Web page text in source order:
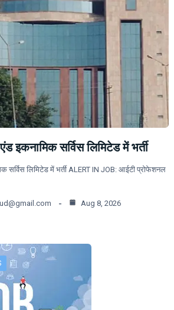
इकनामिक सर्विस लिमिटेड में भर्ती
सर्विस लिमिटेड में भर्ती ALERT IN JOB: आईटी प्रोफेशनल
Aug 8, 2026